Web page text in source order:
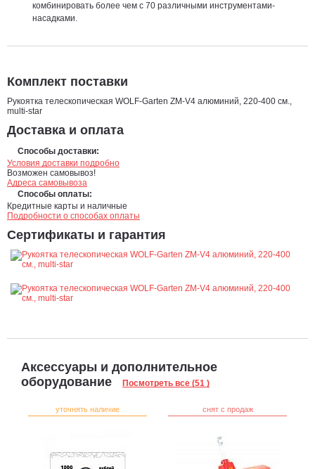
комбинировать более чем с 70 различными инструментами-
насадками.
Комплект поставки
Рукоятка телескопическая WOLF-Garten ZM-V4 алюминий, 220-400 см.,
multi-star
Доставка и оплата
Способы доставки:
Условия доставки подробно
Возможен самовывоз!
Адреса самовывоза
Способы оплаты:
Кредитные карты и наличные
Подробности о способах оплаты
Сертификаты и гарантия
Аксессуары и дополнительное
оборудование
Посмотреть все (51 )
уточнять наличие снят с продаж